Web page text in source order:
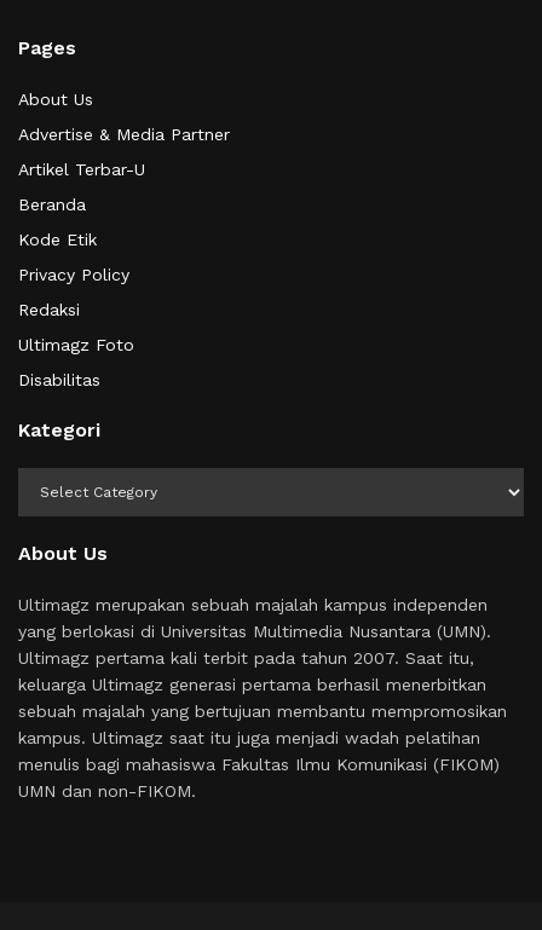
Pages
About Us
Advertise & Media Partner
Artikel Terbar-U
Beranda
Kode Etik
Privacy Policy
Redaksi
Ultimagz Foto
Disabilitas
Kategori
About Us
Ultimagz merupakan sebuah majalah kampus independen
yang berlokasi di Universitas Multimedia Nusantara (UMN).
Ultimagz pertama kali terbit pada tahun 2007. Saat itu,
keluarga Ultimagz generasi pertama berhasil menerbitkan
sebuah majalah yang bertujuan membantu mempromosikan
kampus. Ultimagz saat itu juga menjadi wadah pelatihan
menulis bagi mahasiswa Fakultas Ilmu Komunikasi (FIKOM)
UMN dan non-FIKOM.